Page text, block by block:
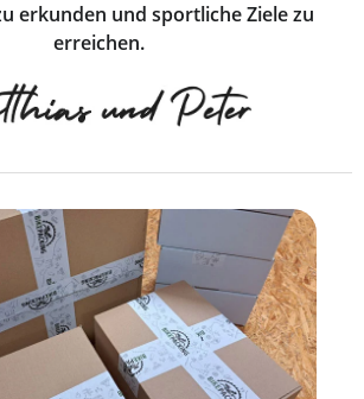
erkunden und sportliche Ziele zu
erreichen.